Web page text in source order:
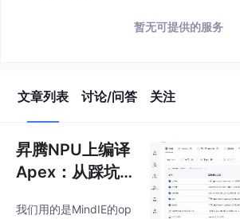
暂无可提供的服务
文章列表 讨论/问答 关注
昇腾NPU上编译
Apex：从踩坑
我们用的是MindIE的op